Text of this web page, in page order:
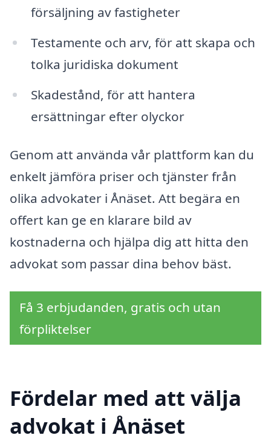
försäljning av fastigheter
Testamente och arv, för att skapa och
tolka juridiska dokument
Skadestånd, för att hantera
ersättningar efter olyckor
Genom att använda vår plattform kan du
enkelt jämföra priser och tjänster från
olika advokater i Ånäset. Att begära en
offert kan ge en klarare bild av
kostnaderna och hjälpa dig att hitta den
advokat som passar dina behov bäst.
Få 3 erbjudanden, gratis och utan
förpliktelser
Fördelar med att välja
advokat i Ånäset